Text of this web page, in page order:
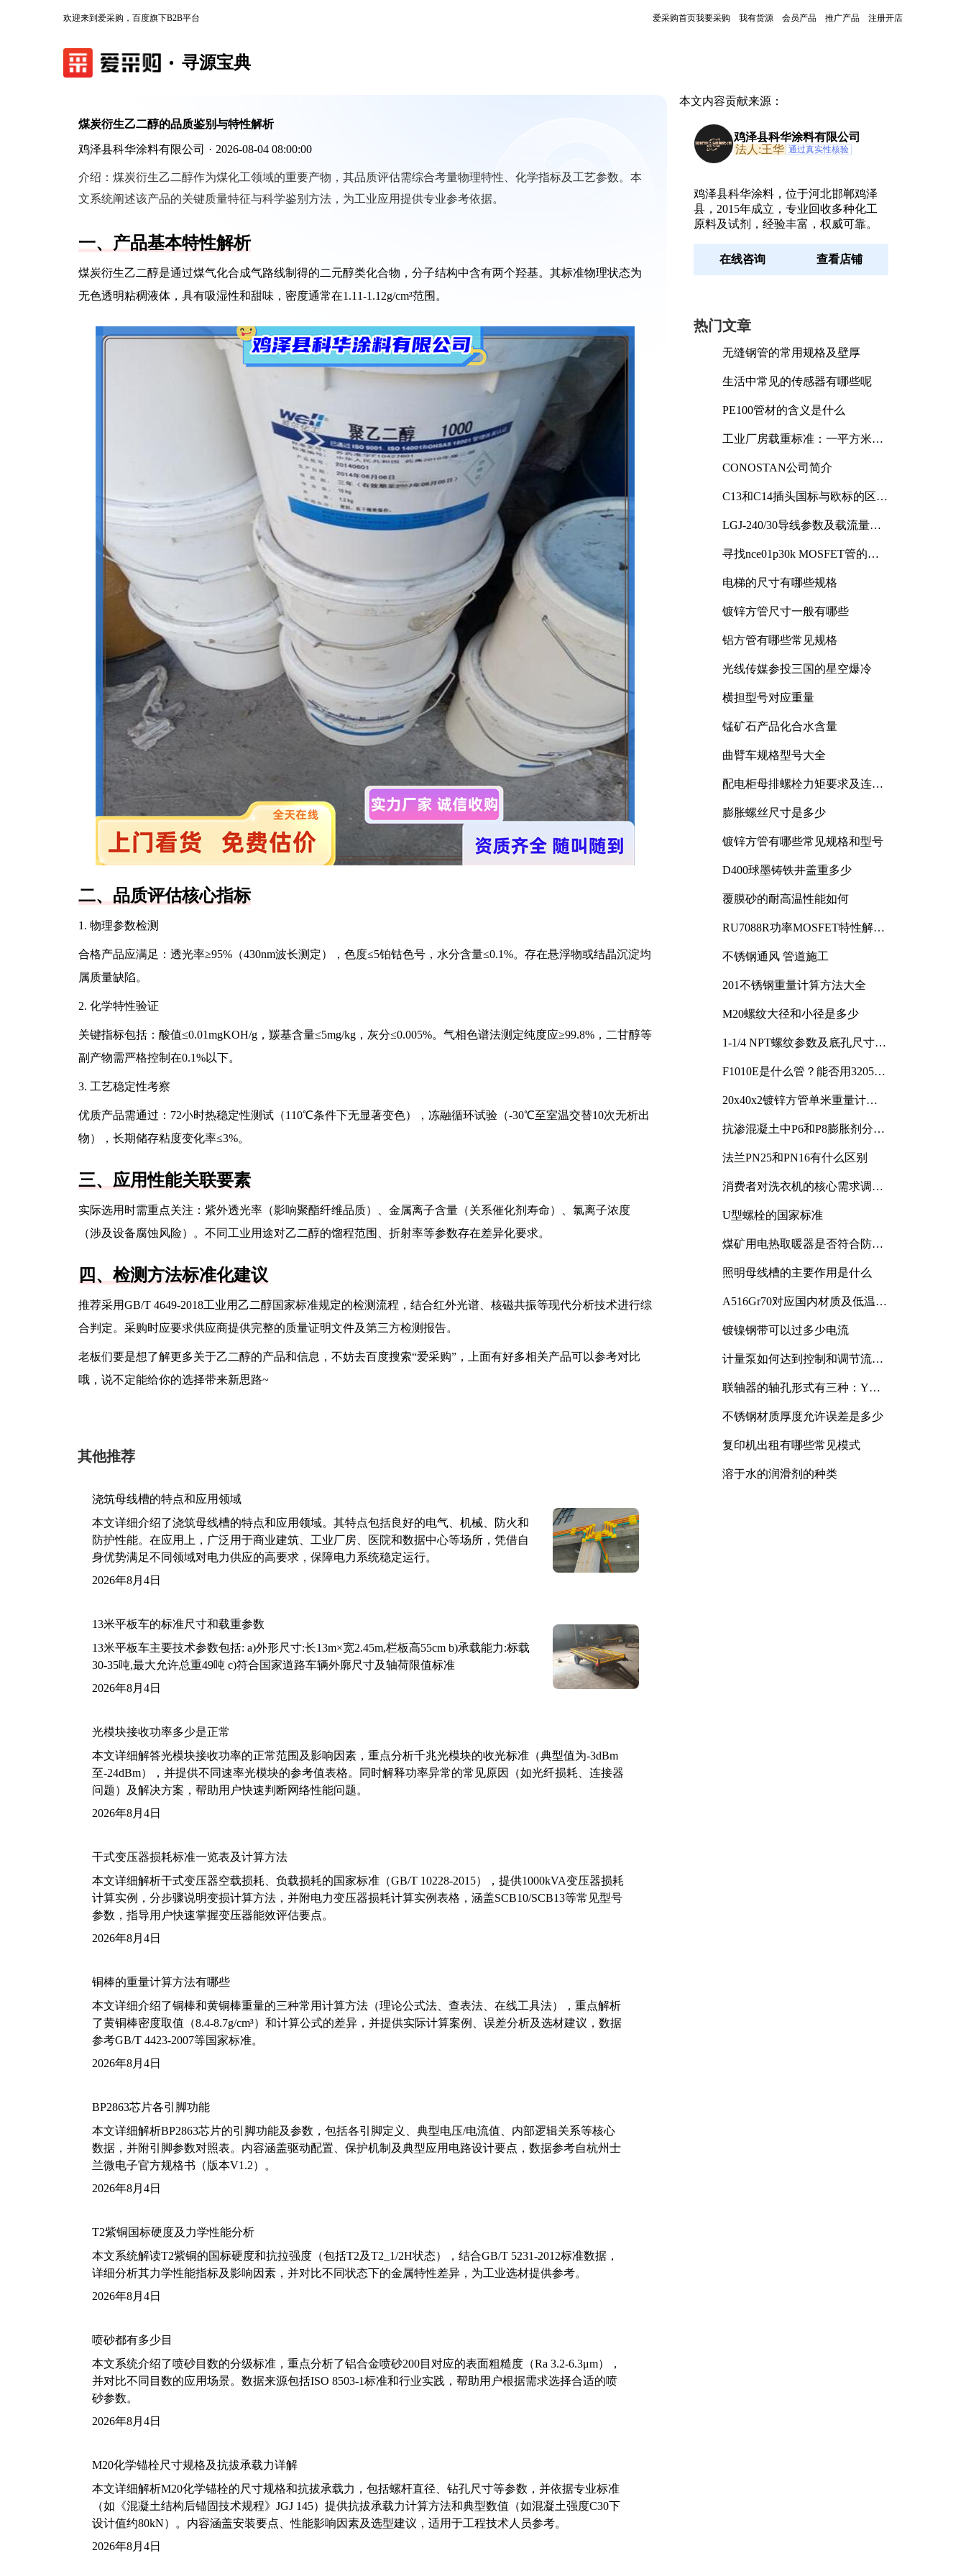
欢迎来到爱采购，百度旗下B2B平台 爱采购首页我要采购 我有货源 会员产品 推广产品 注册开店
寻源宝典
煤炭衍生乙二醇的品质鉴别与特性解析
鸡泽县科华涂料有限公司 · 2026-08-04 08:00:00
介绍： 煤炭衍生乙二醇作为煤化工领域的重要产物，其品质评估需综合考量物理特性、化学指标及工艺参数。本
文系统阐述该产品的关键质量特征与科学鉴别方法，为工业应用提供专业参考依据。
一、产品基本特性解析
煤炭衍生乙二醇是通过煤气化合成气路线制得的二元醇类化合物，分子结构中含有两个羟基。其标准物理状态为
无色透明粘稠液体，具有吸湿性和甜味，密度通常在1.11-1.12g/cm³范围。
二、品质评估核心指标
1. 物理参数检测
合格产品应满足：透光率≥95%（430nm波长测定），色度≤5铂钴色号，水分含量≤0.1%。存在悬浮物或结晶沉淀均
属质量缺陷。
2. 化学特性验证
关键指标包括：酸值≤0.01mgKOH/g，羰基含量≤5mg/kg，灰分≤0.005%。气相色谱法测定纯度应≥99.8%，二甘醇等
副产物需严格控制在0.1%以下。
3. 工艺稳定性考察
优质产品需通过：72小时热稳定性测试（110℃条件下无显著变色），冻融循环试验（-30℃至室温交替10次无析出
物），长期储存粘度变化率≤3%。
三、应用性能关联要素
实际选用时需重点关注：紫外透光率（影响聚酯纤维品质）、金属离子含量（关系催化剂寿命）、氯离子浓度
（涉及设备腐蚀风险）。不同工业用途对乙二醇的馏程范围、折射率等参数存在差异化要求。
四、检测方法标准化建议
推荐采用GB/T 4649-2018工业用乙二醇国家标准规定的检测流程，结合红外光谱、核磁共振等现代分析技术进行综
合判定。采购时应要求供应商提供完整的质量证明文件及第三方检测报告。
老板们要是想了解更多关于乙二醇的产品和信息，不妨去百度搜索“爱采购”，上面有好多相关产品可以参考对比
哦，说不定能给你的选择带来新思路~
其他推荐
浇筑母线槽的特点和应用领域
本文详细介绍了浇筑母线槽的特点和应用领域。其特点包括良好的电气、机械、防火和
防护性能。在应用上，广泛用于商业建筑、工业厂房、医院和数据中心等场所，凭借自
身优势满足不同领域对电力供应的高要求，保障电力系统稳定运行。
2026年8月4日
13米平板车的标准尺寸和载重参数
13米平板车主要技术参数包括: a)外形尺寸:长13m×宽2.45m,栏板高55cm b)承载能力:标载
30-35吨,最大允许总重49吨 c)符合国家道路车辆外廓尺寸及轴荷限值标准
2026年8月4日
光模块接收功率多少是正常
本文详细解答光模块接收功率的正常范围及影响因素，重点分析千兆光模块的收光标准（典型值为-3dBm
至-24dBm），并提供不同速率光模块的参考值表格。同时解释功率异常的常见原因（如光纤损耗、连接器
问题）及解决方案，帮助用户快速判断网络性能问题。
2026年8月4日
干式变压器损耗标准一览表及计算方法
本文详细解析干式变压器空载损耗、负载损耗的国家标准（GB/T 10228-2015），提供1000kVA变压器损耗
计算实例，分步骤说明变损计算方法，并附电力变压器损耗计算实例表格，涵盖SCB10/SCB13等常见型号
参数，指导用户快速掌握变压器能效评估要点。
2026年8月4日
铜棒的重量计算方法有哪些
本文详细介绍了铜棒和黄铜棒重量的三种常用计算方法（理论公式法、查表法、在线工具法），重点解析
了黄铜棒密度取值（8.4-8.7g/cm³）和计算公式的差异，并提供实际计算案例、误差分析及选材建议，数据
参考GB/T 4423-2007等国家标准。
2026年8月4日
BP2863芯片各引脚功能
本文详细解析BP2863芯片的引脚功能及参数，包括各引脚定义、典型电压/电流值、内部逻辑关系等核心
数据，并附引脚参数对照表。内容涵盖驱动配置、保护机制及典型应用电路设计要点，数据参考自杭州士
兰微电子官方规格书（版本V1.2）。
2026年8月4日
T2紫铜国标硬度及力学性能分析
本文系统解读T2紫铜的国标硬度和抗拉强度（包括T2及T2_1/2H状态），结合GB/T 5231-2012标准数据，
详细分析其力学性能指标及影响因素，并对比不同状态下的金属特性差异，为工业选材提供参考。
2026年8月4日
喷砂都有多少目
本文系统介绍了喷砂目数的分级标准，重点分析了铝合金喷砂200目对应的表面粗糙度（Ra 3.2-6.3μm），
并对比不同目数的应用场景。数据来源包括ISO 8503-1标准和行业实践，帮助用户根据需求选择合适的喷
砂参数。
2026年8月4日
M20化学锚栓尺寸规格及抗拔承载力详解
本文详细解析M20化学锚栓的尺寸规格和抗拔承载力，包括螺杆直径、钻孔尺寸等参数，并依据专业标准
（如《混凝土结构后锚固技术规程》JGJ 145）提供抗拔承载力计算方法和典型数值（如混凝土强度C30下
设计值约80kN）。内容涵盖安装要点、性能影响因素及选型建议，适用于工程技术人员参考。
2026年8月4日
本文内容贡献来源：
鸡泽县科华涂料有限公司
法人:王华 通过真实性核验
鸡泽县科华涂料，位于河北邯郸鸡泽
县，2015年成立，专业回收多种化工
原料及试剂，经验丰富，权威可靠。
在线咨询 查看店铺
热门文章
无缝钢管的常用规格及壁厚
生活中常见的传感器有哪些呢
PE100管材的含义是什么
工业厂房载重标准：一平方米能
CONOSTAN公司简介
C13和C14插头国标与欧标的区别
LGJ-240/30导线参数及载流量解
寻找nce01p30k MOSFET管的合
电梯的尺寸有哪些规格
镀锌方管尺寸一般有哪些
铝方管有哪些常见规格
光线传媒参投三国的星空爆冷
横担型号对应重量
锰矿石产品化合水含量
曲臂车规格型号大全
配电柜母排螺栓力矩要求及连接
膨胀螺丝尺寸是多少
镀锌方管有哪些常见规格和型号
D400球墨铸铁井盖重多少
覆膜砂的耐高温性能如何
RU7088R功率MOSFET特性解析
不锈钢通风 管道施工
201不锈钢重量计算方法大全
M20螺纹大径和小径是多少
1-1/4 NPT螺纹参数及底孔尺寸详
F1010E是什么管？能否用3205或
20x40x2镀锌方管单米重量计算
抗渗混凝土中P6和P8膨胀剂分别
法兰PN25和PN16有什么区别
消费者对洗衣机的核心需求调研
U型螺栓的国家标准
煤矿用电热取暖器是否符合防爆
照明母线槽的主要作用是什么
A516Gr70对应国内材质及低温冲
镀镍钢带可以过多少电流
计量泵如何达到控制和调节流量
联轴器的轴孔形式有三种：Y
不锈钢材质厚度允许误差是多少
复印机出租有哪些常见模式
溶于水的润滑剂的种类